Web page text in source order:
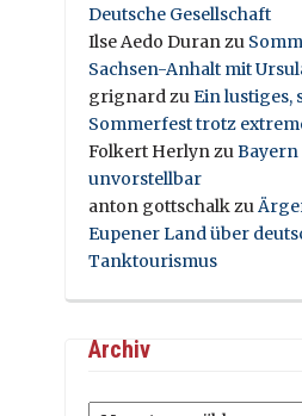
Deutsche Gesellschaft
Ilse Aedo Duranzu
Sachsen-Anhalt mit
grignardzuEin lustiges,
Sommerfest trotz
Folkert HerlynzuBayern
unvorstellbar
anton gottschalkzu
Eupener Land über
Tanktourismus
Archiv